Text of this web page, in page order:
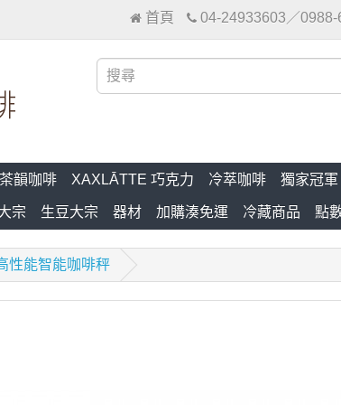
首頁 04-24933603／0988-
茶韻咖啡 XAXLĀTTE 巧克力 冷萃咖啡 獨家冠軍
宗 生豆大宗 器材 加購湊免運 冷藏商品 點
性能智能咖啡秤